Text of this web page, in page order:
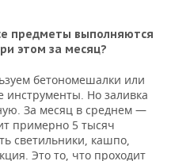
предметы выполняются
этом за месяц?
бетономешалки или
инструменты. Но заливка
За месяц в среднем —
примерно 5 тысяч
светильники, кашпо,
Это то, что проходит